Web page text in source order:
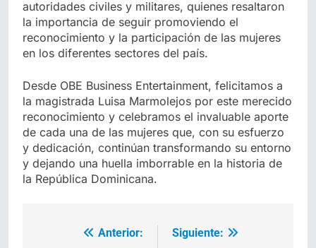
autoridades civiles y militares, quienes resaltaron
la importancia de seguir promoviendo el
reconocimiento y la participación de las mujeres
en los diferentes sectores del país.
Desde OBE Business Entertainment, felicitamos a
la magistrada Luisa Marmolejos por este merecido
reconocimiento y celebramos el invaluable aporte
de cada una de las mujeres que, con su esfuerzo
y dedicación, continúan transformando su entorno
y dejando una huella imborrable en la historia de
la República Dominicana.
Navegación
Anterior:
Siguiente: